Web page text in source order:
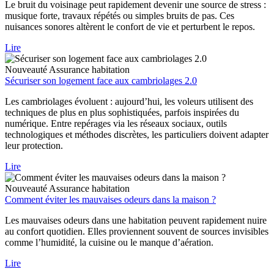
Le bruit du voisinage peut rapidement devenir une source de stress :
musique forte, travaux répétés ou simples bruits de pas. Ces
nuisances sonores altèrent le confort de vie et perturbent le repos.
Lire
Nouveauté Assurance habitation
Sécuriser son logement face aux cambriolages 2.0
Les cambriolages évoluent : aujourd’hui, les voleurs utilisent des
techniques de plus en plus sophistiquées, parfois inspirées du
numérique. Entre repérages via les réseaux sociaux, outils
technologiques et méthodes discrètes, les particuliers doivent adapter
leur protection.
Lire
Nouveauté Assurance habitation
Comment éviter les mauvaises odeurs dans la maison ?
Les mauvaises odeurs dans une habitation peuvent rapidement nuire
au confort quotidien. Elles proviennent souvent de sources invisibles
comme l’humidité, la cuisine ou le manque d’aération.
Lire